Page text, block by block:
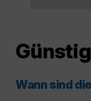
Wann sind